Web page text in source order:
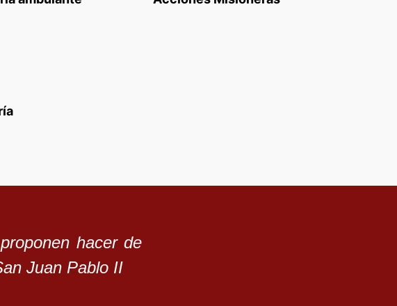
hacer de
Juan Pablo II